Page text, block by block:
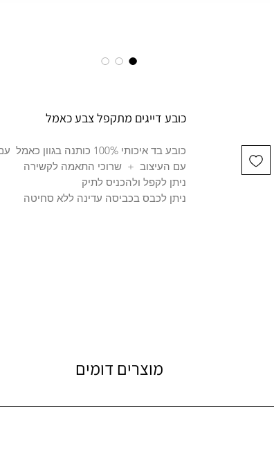
כובע דייגים מתקפל צבע כאמל
כובע בד איכותי 100%
עם העיצוב + שרוכי התאמה לקשירה
ניתן לקפל ולהכניס לתיק
ניתן לכבס בכביסה עדינה ללא סחיטה
מוצרים דומים